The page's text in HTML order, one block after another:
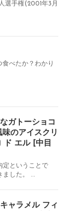
選手権(2001年3月
べたか？わかり
ガトーショコ
のアイスクリ
ド エル [中目
定ということで
ました。 ...
ャラメル フィ